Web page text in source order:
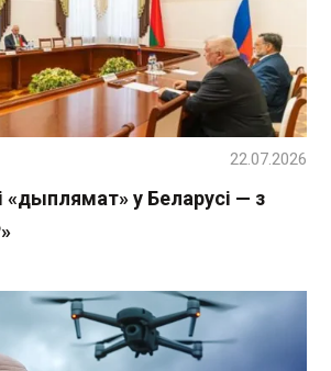
«дыплямат» у Беларусі — з
22.07.2026